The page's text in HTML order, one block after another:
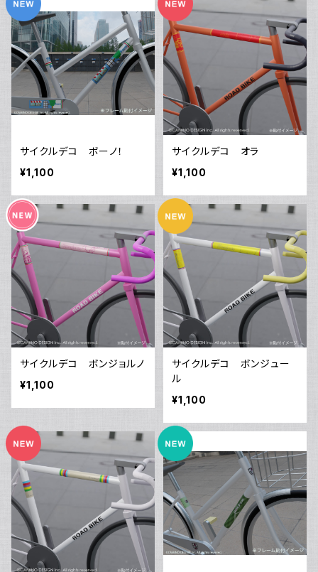
サイクルデコ ボーノ！
¥1,100
サイクルデコ オラ
¥1,100
サイクルデコ ボンジョルノ
¥1,100
サイクルデコ ボンジュー
ル
¥1,100